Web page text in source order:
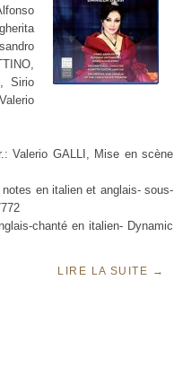
Sirio
Valerio GALLI, Mise en scène
en italien et anglais- sous-
chanté en italien- Dynamic
LIRE LA SUITE →